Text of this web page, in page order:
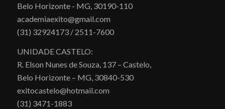
Belo Horizonte - MG, 30190-110
academiaexito@gmail.com
(31) 32924173 / 2511-7600
UNIDADE CASTELO:
R. Elson Nunes de Souza, 137 – Castelo,
Belo Horizonte – MG, 30840-530
exitocastelo@hotmail.com
(31) 3471-1883